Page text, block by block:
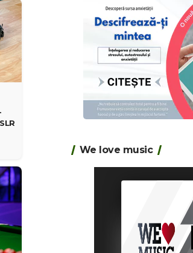
We love music